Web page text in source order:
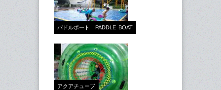
パドルボート PADDLE BOAT
アクアチューブ